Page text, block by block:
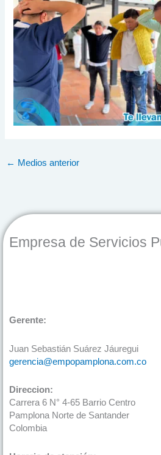
← Medios anterior
Empresa de Servicios
Gerente:
Juan Sebastián Suárez Jáuregui
gerencia@empopamplona.com.co
Direccion:
Carrera 6 N° 4-65 Barrio Centro
Pamplona Norte de Santander
Colombia